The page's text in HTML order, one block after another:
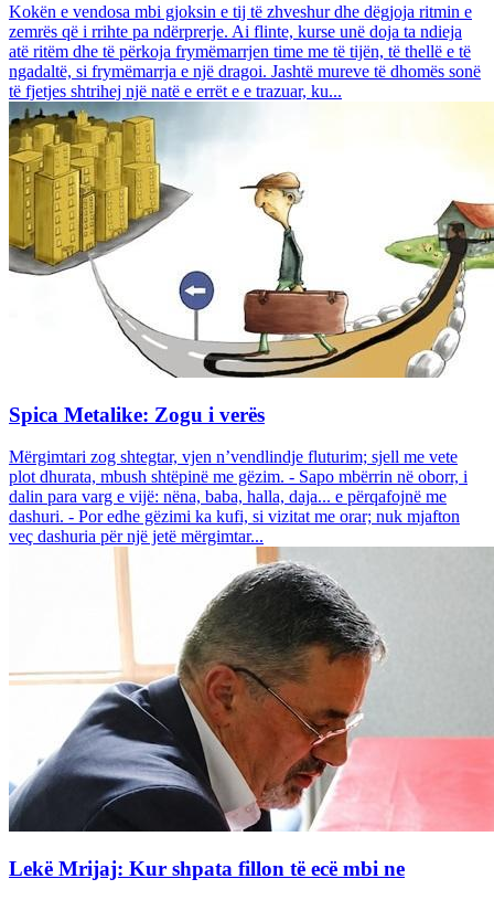
Kokën e vendosa mbi gjoksin e tij të zhveshur dhe dëgjoja ritmin e
zemrës që i rrihte pa ndërprerje. Ai flinte, kurse unë doja ta ndieja
atë ritëm dhe të përkoja frymëmarrjen time me të tijën, të thellë e të
ngadaltë, si frymëmarrja e një dragoi. Jashtë mureve të dhomës sonë
të fjetjes shtrihej një natë e errët e e trazuar, ku...
Spica Metalike: Zogu i verës
Mërgimtari zog shtegtar, vjen n’vendlindje fluturim; sjell me vete
plot dhurata, mbush shtëpinë me gëzim. - Sapo mbërrin në oborr, i
dalin para varg e vijë: nëna, baba, halla, daja... e përqafojnë me
dashuri. - Por edhe gëzimi ka kufi, si vizitat me orar; nuk mjafton
veç dashuria për një jetë mërgimtar...
Lekë Mrijaj: Kur shpata fillon të ecë mbi ne